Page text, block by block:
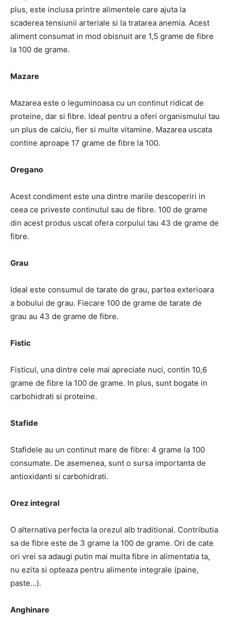
plus, este inclusa printre alimentele care ajuta la
scaderea tensiunii arteriale si la tratarea anemia. Acest
aliment consumat in mod obisnuit are 1,5 grame de fibre
la 100 de grame.
Mazare
Mazarea este o leguminoasa cu un continut ridicat de
proteine, dar si fibre. Ideal pentru a oferi organismului tau
un plus de calciu, fier si multe vitamine. Mazarea uscata
contine aproape 17 grame de fibre la 100.
Oregano
Acest condiment este una dintre marile descoperiri in
ceea ce priveste continutul sau de fibre. 100 de grame
din acest produs uscat ofera corpului tau 43 de grame de
fibre.
Grau
Ideal este consumul de tarate de grau, partea exterioara
a bobului de grau. Fiecare 100 de grame de tarate de
grau au 43 de grame de fibre.
Fistic
Fisticul, una dintre cele mai apreciate nuci, contin 10,6
grame de fibre la 100 de grame. In plus, sunt bogate in
carbohidrati si proteine.
Stafide
Stafidele au un continut mare de fibre: 4 grame la 100
consumate. De asemenea, sunt o sursa importanta de
antioxidanti si carbohidrati.
Orez integral
O alternativa perfecta la orezul alb traditional. Contributia
sa de fibre este de 3 grame la 100 de grame. Ori de cate
ori vrei sa adaugi putin mai multa fibre in alimentatia ta,
nu ezita si opteaza pentru alimente integrale (paine,
paste…).
Anghinare